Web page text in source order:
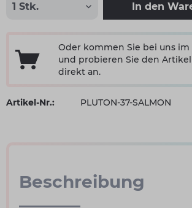
In den
Oder kommen Sie bei uns im
und probieren Sie den
direkt an.
Artikel-Nr.: PLUTON-37-SALMON
Beschreibung